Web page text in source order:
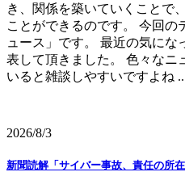
き、関係を築いていくことで
ことができるのです。 今回の
ュース」です。 最近の気に
表して頂きました。 色々なニ
いると雑談しやすいですよね
2026/8/3
新聞読解「サイバー事故、責任の所在